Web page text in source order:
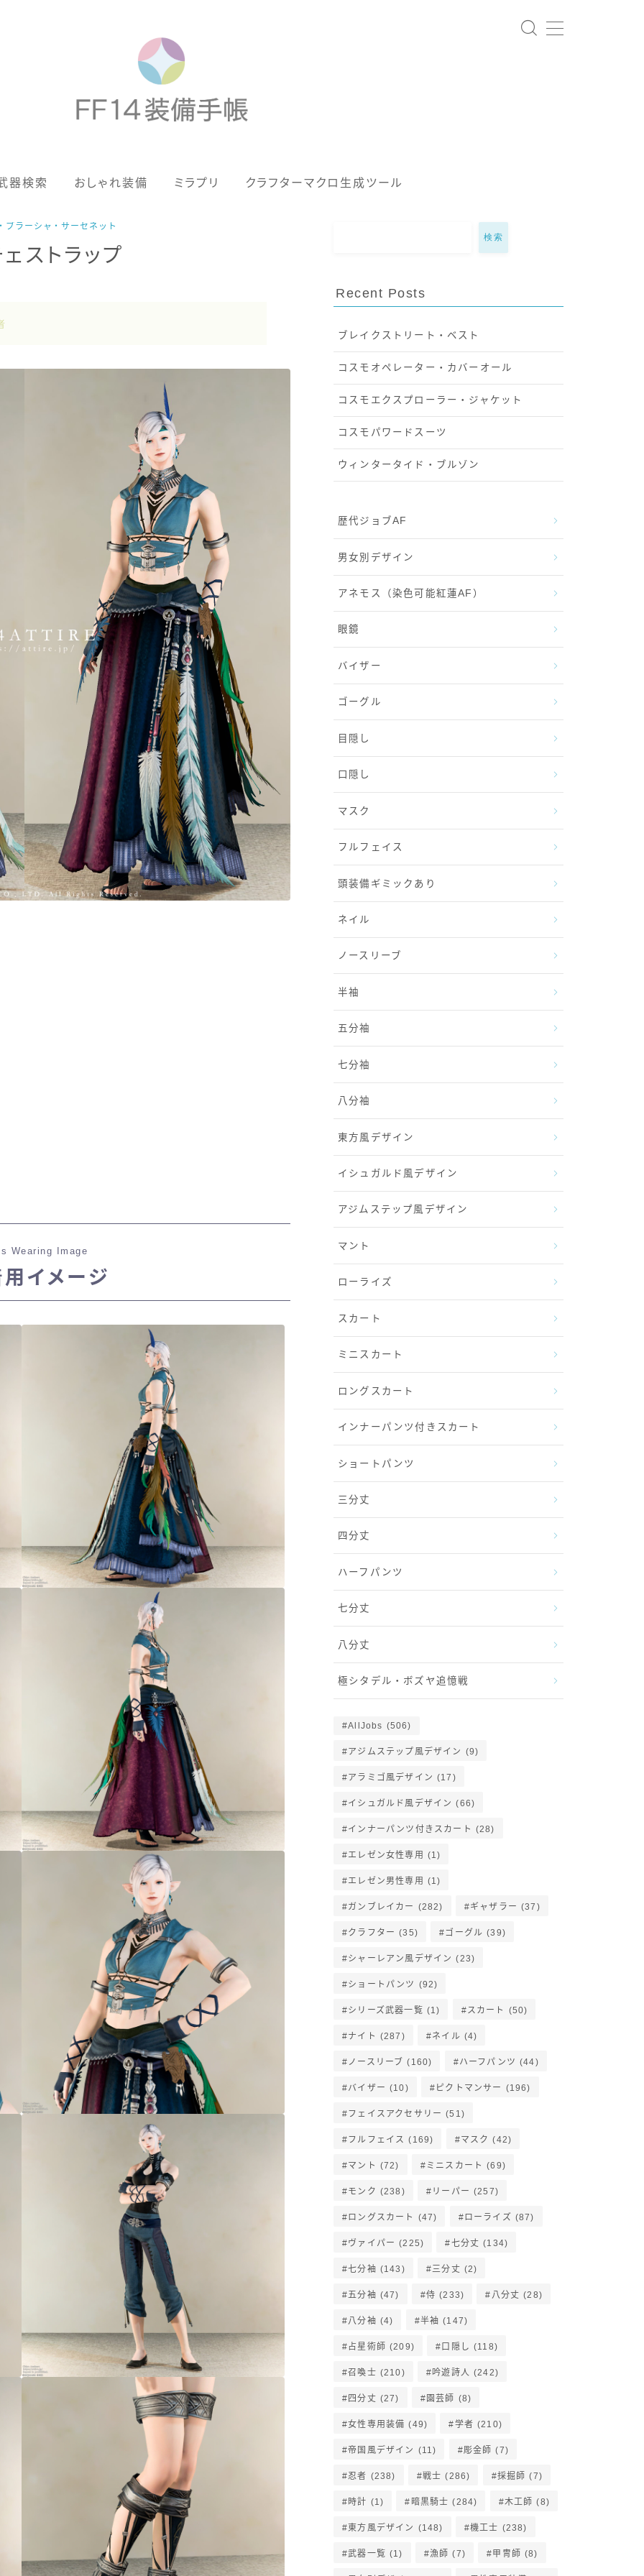
器検索 おしゃれ装備 ミラプリ クラフターマクロ生成ツール
男女別デザイン
アネモス（染色可能紅蓮AF）
頭装備ギミックあり
ノースリーブ
七分袖
八分袖
東方風デザイン
三分丈
極シタデル・ボズヤ追憶戦
ラーシャ・サーセネット
ストラップ
Wearing Image
イメージ
検索
Recent Posts
ブレイクストリート・ベスト
コスモオペレーター・カバーオール
コスモエクスプローラー・ジャケット
コスモパワードスーツ
ウィンタータイド・ブルゾン
歴代ジョブAF
男女別デザイン
アネモス（染色可能紅蓮AF）
眼鏡
バイザー
ゴーグル
目隠し
口隠し
マスク
フルフェイス
頭装備ギミックあり
ネイル
ノースリーブ
半袖
五分袖
七分袖
八分袖
東方風デザイン
イシュガルド風デザイン
アジムステップ風デザイン
マント
ローライズ
スカート
ミニスカート
ロングスカート
インナーパンツ付きスカート
ショートパンツ
三分丈
四分丈
ハーフパンツ
七分丈
八分丈
極シタデル・ボズヤ追憶戦
AllJobs (506)
アジムステップ風デザイン (9)
アラミゴ風デザイン (17)
イシュガルド風デザイン (66)
インナーパンツ付きスカート (28)
エレゼン女性専用 (1)
エレゼン男性専用 (1)
ガンブレイカー (282) ギャザラー (37)
クラフター (35) ゴーグル (39)
シャーレアン風デザイン (23)
ショートパンツ (92)
シリーズ武器一覧 (1) スカート (50)
ナイト (287) ネイル (4)
ノースリーブ (160) ハーフパンツ (44)
バイザー (10) ピクトマンサー (196)
フェイスアクセサリー (51)
フルフェイス (169) マスク (42)
マント (72) ミニスカート (69)
モンク (238) リーパー (257)
ロングスカート (47) ローライズ (87)
ヴァイパー (225) 七分丈 (134)
七分袖 (143) 三分丈 (2)
五分袖 (47) 侍 (233) 八分丈 (28)
八分袖 (4) 半袖 (147)
占星術師 (209) 口隠し (118)
召喚士 (210) 吟遊詩人 (242)
四分丈 (27) 園芸師 (8)
女性専用装備 (49) 学者 (210)
帝国風デザイン (11) 彫金師 (7)
忍者 (238) 戦士 (286) 採掘師 (7)
時計 (1) 暗黒騎士 (284) 木工師 (8)
東方風デザイン (148) 機工士 (238)
武器一覧 (1) 漁師 (7) 甲冑師 (8)